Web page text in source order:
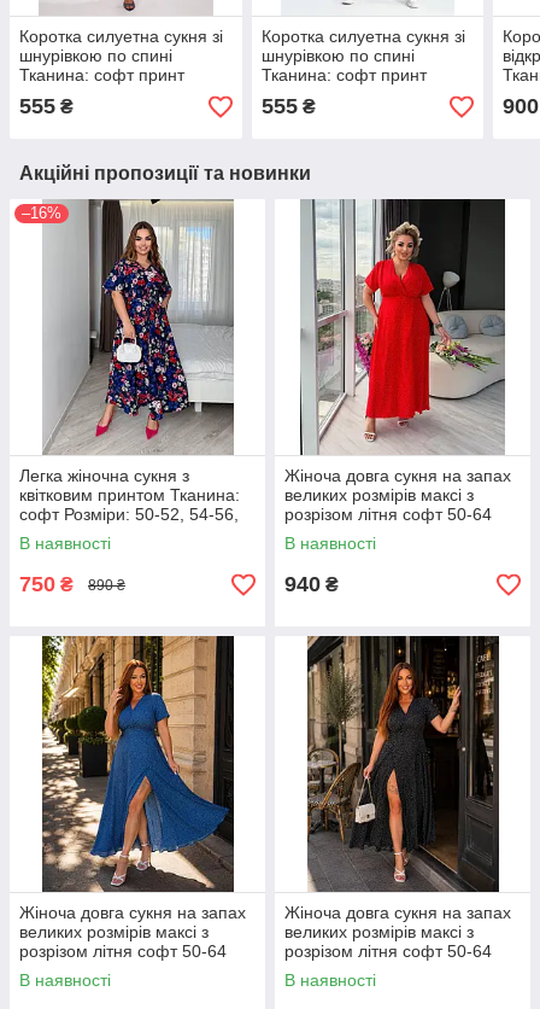
Коротка силуетна сукня зі
шнурівкою по спині
Тканина: софт принт
Розмір: 42-44, 46-48
555 ₴
Коротка силуетна сукня зі
шнурівкою по спині
Тканина: софт принт
Розмір: 42-44, 46-48
555₴ 900
Акційні пропозиції та новинки
–16%
Легка жіночна сукня з
квітковим принтом Тканина:
софт Розміри: 50-52, 54-56,
58-60, 62-64
В наявності
750 ₴ 890 ₴
Жіноча довга сукня на запах
великих розмірів максі з
розрізом літня софт 50-64
В наявності
940 ₴
Жіноча довга сукня на запах
великих розмірів максі з
розрізом літня софт 50-64
В наявності
Жіноча довга сукня на запах
великих розмірів максі з
розрізом літня софт 50-64
В наявності